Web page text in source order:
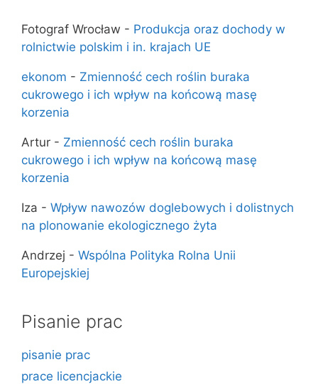
Fotograf Wrocław - Produkcja oraz dochody w
rolnictwie polskim i in. krajach UE
ekonom - Zmienność cech roślin buraka
cukrowego i ich wpływ na końcową masę
korzenia
Artur - Zmienność cech roślin buraka
cukrowego i ich wpływ na końcową masę
korzenia
Iza - Wpływ nawozów doglebowych i dolistnych
na plonowanie ekologicznego żyta
Andrzej - Wspólna Polityka Rolna Unii
Europejskiej
Pisanie prac
pisanie prac
prace licencjackie